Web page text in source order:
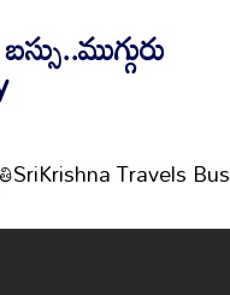
Travels Bus